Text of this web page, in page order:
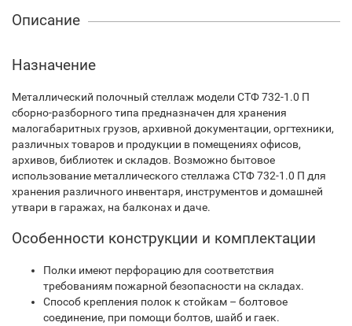
Описание
Назначение
Металлический полочный стеллаж модели СТФ 732-1.0 П
сборно-разборного типа предназначен для хранения
малогабаритных грузов, архивной документации, оргтехники,
различных товаров и продукции в помещениях офисов,
архивов, библиотек и складов. Возможно бытовое
использование металлического стеллажа СТФ 732-1.0 П для
хранения различного инвентаря, инструментов и домашней
утвари в гаражах, на балконах и даче.
Особенности конструкции и комплектации
Полки имеют перфорацию для соответствия
требованиям пожарной безопасности на складах.
Способ крепления полок к стойкам – болтовое
соединение, при помощи болтов, шайб и гаек.